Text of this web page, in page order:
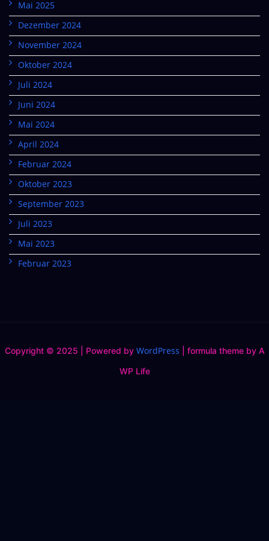
Mai 2025
Dezember 2024
November 2024
Oktober 2024
Juli 2024
Juni 2024
Mai 2024
April 2024
Februar 2024
Oktober 2023
September 2023
Juli 2023
Mai 2023
Februar 2023
Copyright © 2025 | Powered by WordPress
formula theme by A
WP Life